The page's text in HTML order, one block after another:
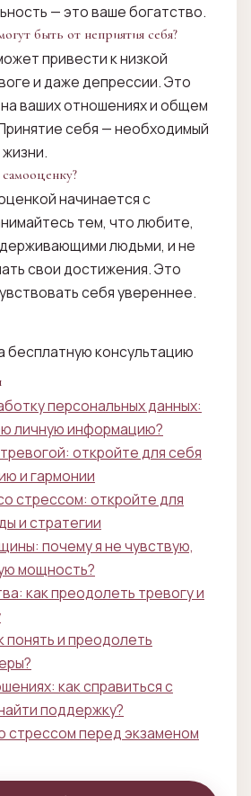
— это ваше богатство.
быть от неприятия себя?
привести к низкой
и даже депрессии. Это
ваших отношениях и общем
себя — необходимый
начинается с
тем, что любите,
людьми, и не
свои достижения. Это
себя увереннее.
бесплатную консультацию
персональных данных:
личную информацию?
откройте для себя
и гармонии
стрессом: откройте для
и стратегии
почему я не чувствую,
мощность?
как преодолеть тревогу и
понять и преодолеть
как справиться с
поддержку?
стрессом перед экзаменом